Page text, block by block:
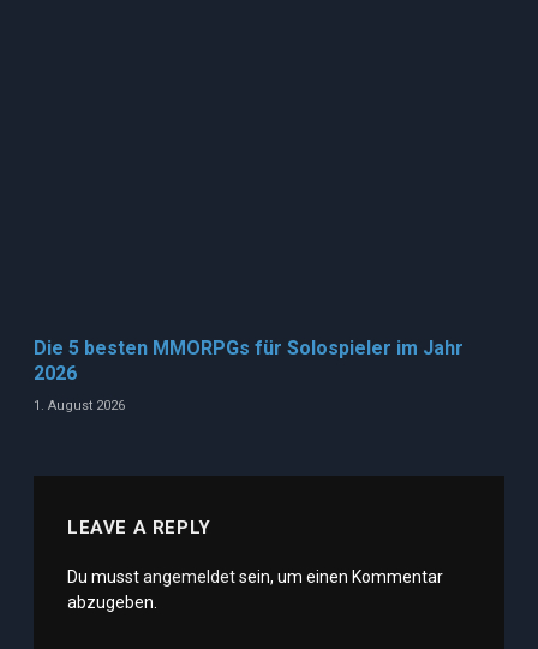
Die 5 besten MMORPGs für Solospieler im Jahr
2026
1. August 2026
LEAVE A REPLY
Du musstangemeldetsein, um einen Kommentar
abzugeben.